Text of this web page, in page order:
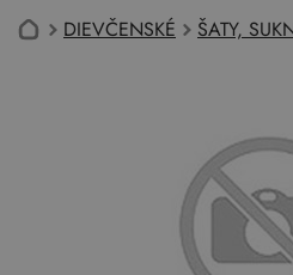
DIEVČENSKÉ ŠATY,